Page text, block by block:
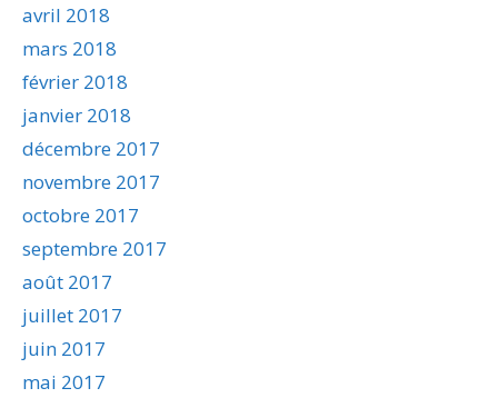
avril 2018
mars 2018
février 2018
janvier 2018
décembre 2017
novembre 2017
octobre 2017
septembre 2017
août 2017
juillet 2017
juin 2017
mai 2017